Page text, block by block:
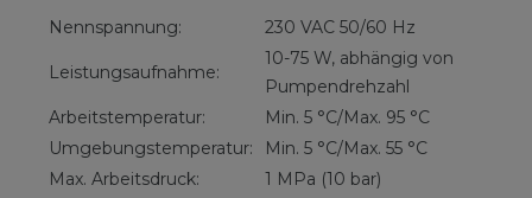
Nennspannung: 230 VAC 50/60 Hz
Leistungsaufnahme:
10-75 W, abhängig von
Pumpendrehzahl
Arbeitstemperatur:
Min. 5 °C/Max. 95 °C
Umgebungstemperatur:
Min. 5 °C/Max. 55 °C
Max. Arbeitsdruck:
1 MPa (10 bar)